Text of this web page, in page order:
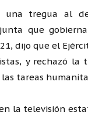
tregua al
que
dijo que el
y rechazó
tareas
la televisión